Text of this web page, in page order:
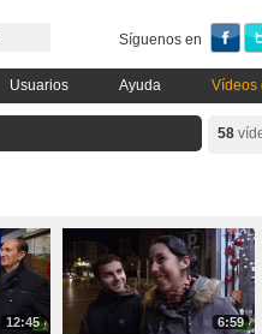
Síguenos en
Usuarios Ayuda Vídeos
58
12:45 6:59